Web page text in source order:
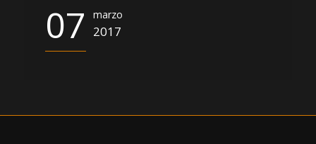
07 marzo
2017